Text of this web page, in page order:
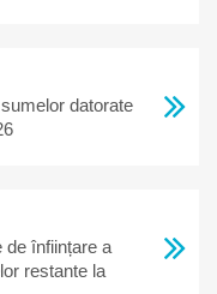
datorate
de înființare a
restante la